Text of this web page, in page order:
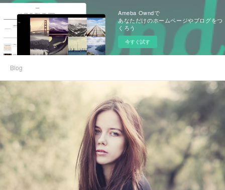
Ameba Owndで
あなただけのホームページやブログをつ
くろう
今すぐ試す
Blog